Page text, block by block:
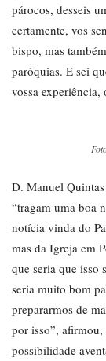
párocos, desseis
certamente, vos
bispo, mas
paróquias. E sei
vossa experiência,
D. Manuel
“tragam uma boa
notícia vinda do
mas da Igreja em
que seria que isso
seria muito bom
prepararmos de
por isso”,
possibilidade